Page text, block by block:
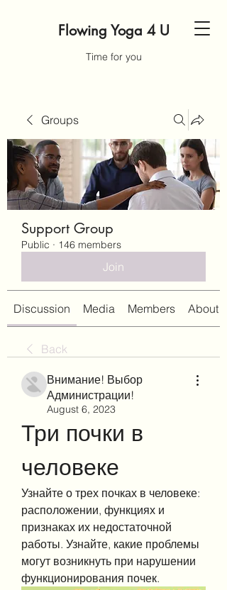
Flowing Yoga 4 U
Time for you
Groups
Support Group
Public · 146 members
Join
Discussion Media Members About
Back
Внимание! Выбор
Администрации!
August 6, 2023
Три почки в
человеке
Узнайте о трех почках в человеке:
расположении, функциях и
признаках их недостаточной
работы. Узнайте, какие проблемы
могут возникнуть при нарушении
функционирования почек.